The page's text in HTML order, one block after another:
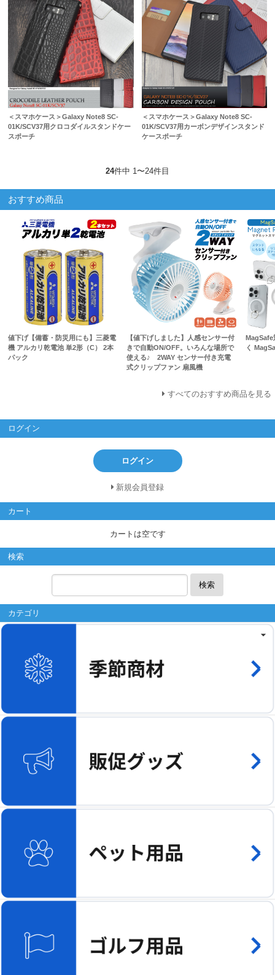
＜スマホケース＞Galaxy Note8 SC-
01K/SCV37用クロコダイルスタンドケー
スポーチ
＜スマホケース＞Galaxy Note8 SC-
01K/SCV37用カーボンデザインスタンド
ケースポーチ
24件中 1〜24件目
おすすめ商品
値下げ【備蓄・防災用にも】三菱電
機 アルカリ乾電池 単2形（C） 2本
パック
【値下げしました】人感センサー付
きで自動ON/OFF。いろんな場所で
使える♪ 2WAY センサー付き充電
式クリップファン 扇風機
MagSafe
く
すべてのおすすめ商品を見る
ログイン
ログイン
新規会員登録
カート
カートは空です
検索
検索
カテゴリ